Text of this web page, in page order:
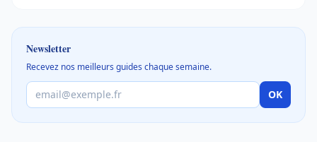
Newsletter
Recevez nos meilleurs guides chaque semaine.
OK